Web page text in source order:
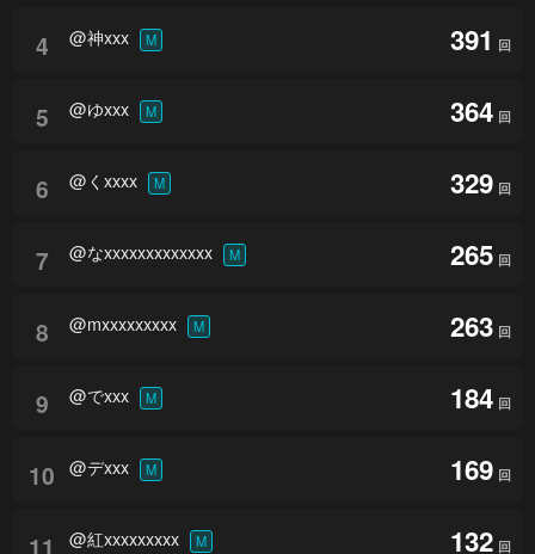
4 @神xxx M 391 回
5 @ゆxxx M 364 回
6 @くxxxx M 329 回
7 @なxxxxxxxxxxxxx M 265 回
8 @mxxxxxxxxx M 263 回
9 @でxxx M 184 回
10 @デxxx M 169 回
11 @紅xxxxxxxxx M 132 回